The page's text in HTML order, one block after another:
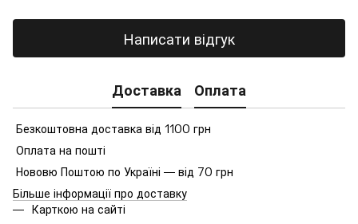
Написати відгук
Доставка Оплата
Безкоштовна доставка від 1100 грн
Оплата на пошті
Нововю Поштою по Україні — від 70 грн
Більше інформації про доставку
Карткою на сайті